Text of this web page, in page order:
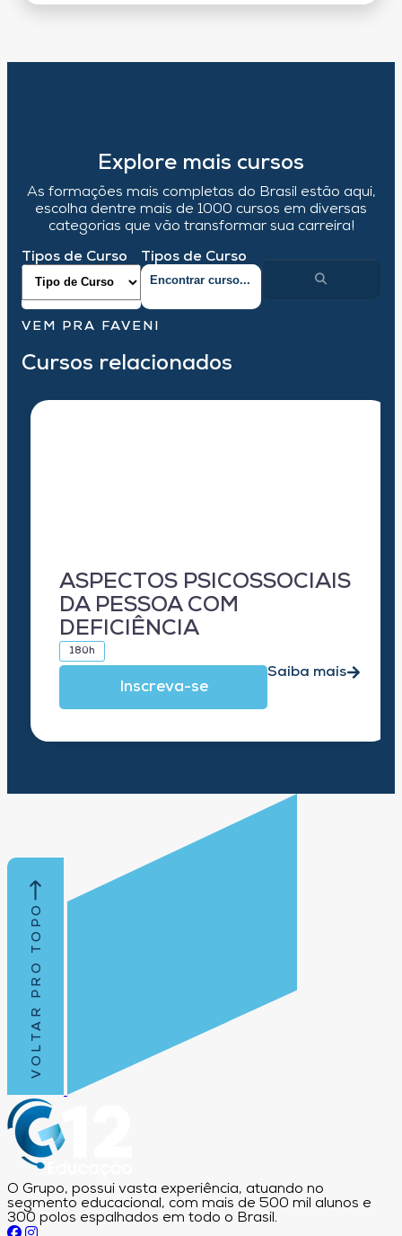
Explore mais cursos
As formações mais completas do Brasil estão aqui,
escolha dentre mais de 1000 cursos em diversas
categorias que vão transformar sua carreira!
Tipos de Curso Tipos de Curso
VEM PRA FAVENI
Cursos relacionados
ASPECTOS PSICOSSOCIAIS
DA PESSOA COM
DEFICIÊNCIA
180h
Inscreva-se
Saiba mais
VOLTAR PRO TOPO
O Grupo, possui vasta experiência, atuando no
segmento educacional, com mais de 500 mil alunos e
300 polos espalhados em todo o Brasil.